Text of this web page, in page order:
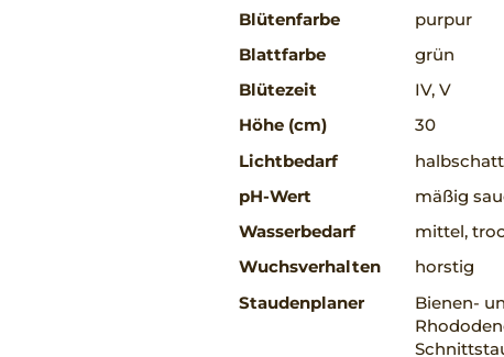
Blütenfarbe
purpur
Blattfarbe
grün
Blütezeit
IV, V
Höhe (cm)
30
Lichtbedarf
pH-Wert
mäßig
Wasserbedarf
mittel,
Wuchsverhalten
horstig
Staudenplaner
Bienen-